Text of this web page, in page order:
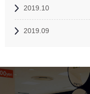
2019.10
2019.09